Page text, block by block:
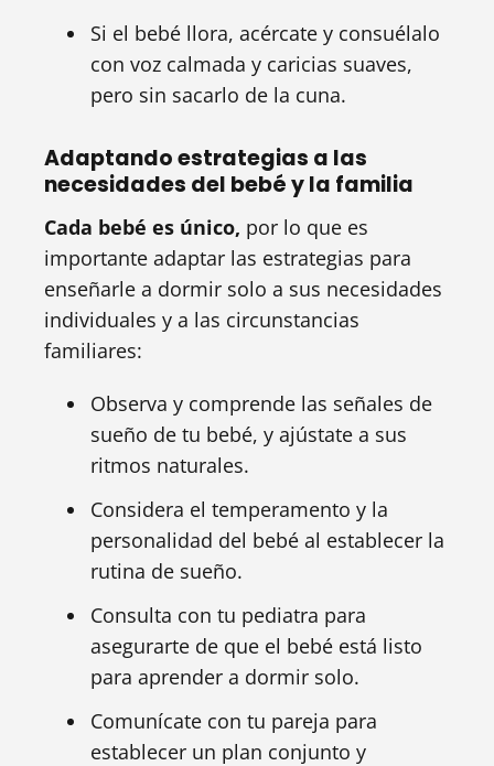
Si el bebé llora, acércate y consuélalo
con voz calmada y caricias suaves,
pero sin sacarlo de la cuna.
Adaptando estrategias a las
necesidades del bebé y la familia
Cada bebé es único, por lo que es
importante adaptar las estrategias para
enseñarle a dormir solo a sus necesidades
individuales y a las circunstancias
familiares:
Observa y comprende las señales de
sueño de tu bebé, y ajústate a sus
ritmos naturales.
Considera el temperamento y la
personalidad del bebé al establecer la
rutina de sueño.
Consulta con tu pediatra para
asegurarte de que el bebé está listo
para aprender a dormir solo.
Comunícate con tu pareja para
establecer un plan conjunto y